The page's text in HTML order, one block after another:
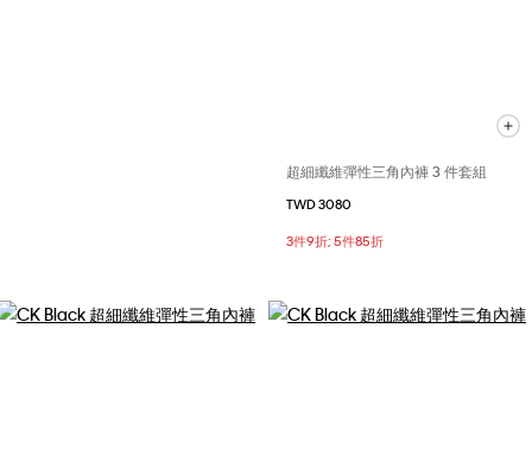
超細纖維彈性三角內褲 3 件套組
TWD 3080
3件9折; 5件85折